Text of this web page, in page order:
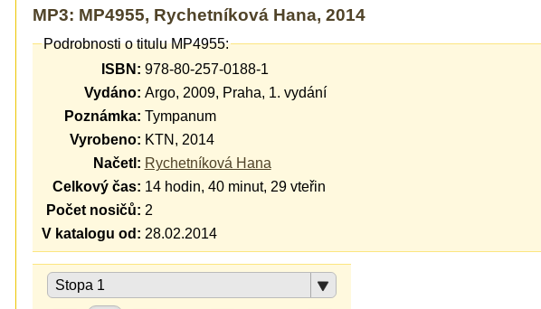
MP3: MP4955, Rychetníková Hana, 2014
Podrobnosti o titulu MP4955:
ISBN: 978-80-257-0188-1
Vydáno: Argo, 2009, Praha, 1. vydání
Poznámka: Tympanum
Vyrobeno: KTN, 2014
Načetl: Rychetníková Hana
Celkový čas: 14 hodin, 40 minut, 29 vteřin
Počet nosičů: 2
V katalogu od: 28.02.2014
Stopa 1